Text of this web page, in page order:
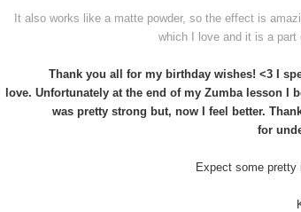
It also works like a matte powder, so the effect is
which I love and it is a
Thank you all for my birthday wishes! <3 I
love. Unfortunatelyat the end of my Zumba lesson I
was pretty strong but, now I feel better.
for
Expect some pretty